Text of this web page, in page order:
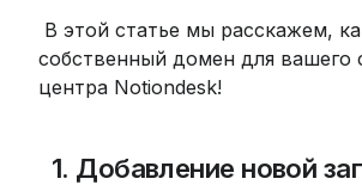
собственный домен для вашего
центра Notiondesk!
1. Добавление новой